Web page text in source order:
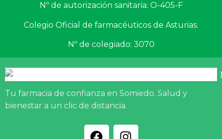
Nº de autorización sanitaria: O-405-F
Colegio Oficial de farmacéuticos de Asturias.
Nº de colegiado: 3070
Tu farmacia de confianza en Somiedo. Salud y
bienestar a un clic de distancia.